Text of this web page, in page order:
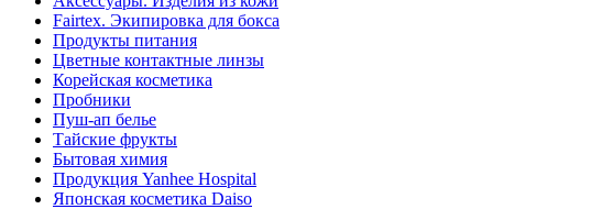
Fairtex. Экипировка для бокса
Продукты питания
Цветные контактные линзы
Корейская косметика
Пробники
Пуш-ап белье
Тайские фрукты
Бытовая химия
Продукция Yanhee Hospital
Японская косметика Daiso